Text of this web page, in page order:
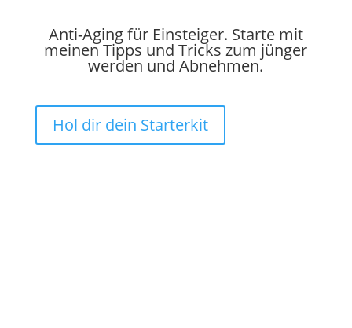
Anti-Aging für Einsteiger. Starte mit
meinen Tipps und Tricks zum jünger
werden und Abnehmen.
Hol dir dein Starterkit